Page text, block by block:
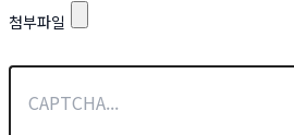
첨부파일